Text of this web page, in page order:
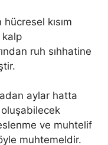
kısım
kalp
ruh sıhhatine
aylar hatta
ve muhtelif
muhtemeldir.